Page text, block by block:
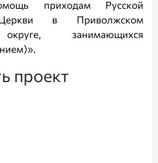
приходам Русской
в Приволжском
занимающихся
проект